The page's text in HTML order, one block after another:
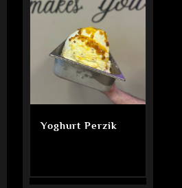
Yoghurt Perzik